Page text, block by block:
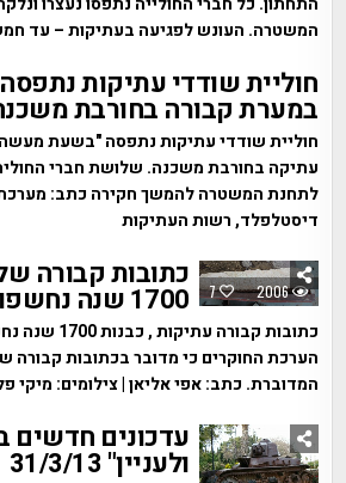
המשטרה. העונש לפגיעה בעתיקות – עד
חוליית שודדי עתיקות
במערת קבורה בחורבת
חוליית שודדי עתיקות נתפסה "בשעת
עתיקה בחורבת משכנה. שלושת חברי
לתחנת המשטרה להמשך חקירה כתב: מערכת
דיסטלפלד, רשות העתיקות
7 2006 כתובות קבורה
1700 שנה נחשפו במושב ציפורי
כתובות קבורה
הערכת החוקרים כי מדובר בכתובות קבורה
המדוברת. כתב: אפי אליאן | צילומים: מיקי
עדכונים חדשים
ולעניין" 31/3/13